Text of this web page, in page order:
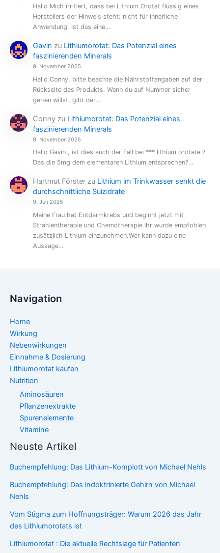
Hallo Mich irritiert, dass bei Lithium Orotat flüssig eines
Herstellers der Hinweis steht: nicht für innerliche
Anwendung. Ist das eine…
Gavin zu Lithiumorotat: Das Potenzial eines
faszinierenden Minerals
9. November 2025
Hallo Conny, bitte beachte die Nährstoffangaben auf der
Rückseite des Produkts. Wenn du auf Nummer sicher
gehen willst, gibt der…
Conny zu Lithiumorotat: Das Potenzial eines
faszinierenden Minerals
9. November 2025
Hallo Gavin , ist dies auch der Fall bei *** lithium orotate ?
Das die 5mg dem elementaren Lithium entsprechen?…
Hartmut Förster zu Lithium im Trinkwasser senkt die
durchschnittliche Suizidrate
9. Juli 2025
Meine Frau hat Entdarmkrebs und beginnt jetzt mit
Strahlentherapie und Chemotherapie.Ihr wurde empfohlen
zusätzlich Lithium einzunehmen.Wer kann dazu eine
Aussage…
Navigation
Home
Wirkung
Nebenwirkungen
Einnahme & Dosierung
Lithiumorotat kaufen
Nutrition
Aminosäuren
Pflanzenextrakte
Spurenelemente
Vitamine
Neuste Artikel
Buchempfehlung: Das Lithium-Komplott von Michael Nehls
Buchempfehlung: Das indoktrinierte Gehirn von Michael
Nehls
Vom Stigma zum Hoffnungsträger: Warum 2026 das Jahr
des Lithiumorotats ist
Lithiumorotat : Die aktuelle Rechtslage für Patienten